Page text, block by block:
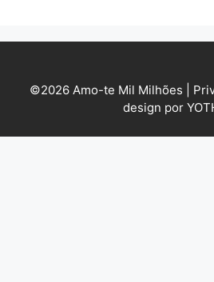
©2026 Amo-te Mil Milhões |
design por